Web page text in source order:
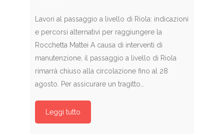
Lavori al passaggio a livello di Riola: indicazioni
e percorsi alternativi per raggiungere la
Rocchetta Mattei A causa di interventi di
manutenzione, il passaggio a livello di Riola
rimarrà chiuso alla circolazione fino al 28
agosto. Per assicurare un tragitto…
Leggi tutto